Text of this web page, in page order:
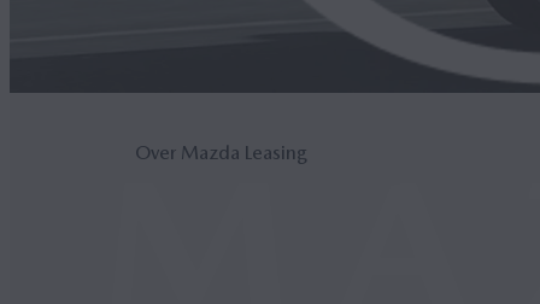
Over Mazda Leasing